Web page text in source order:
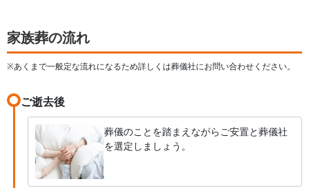
家族葬の流れ
※あくまで一般定な流れになるため詳しくは葬儀社にお問い合わせください。
ご逝去後
葬儀のことを踏まえながらご安置と葬儀社
を選定しましょう。